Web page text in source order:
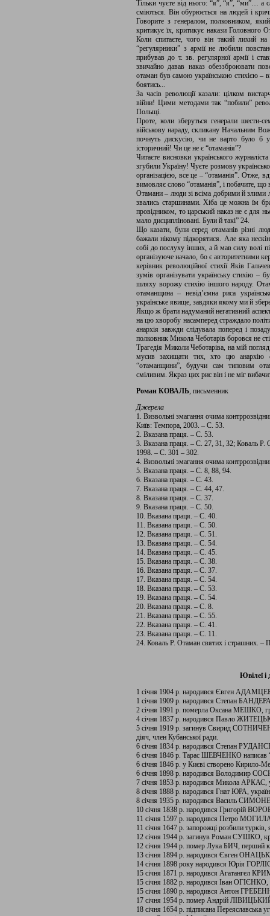
Тільки чуєте від нього: “я”, “я”, “ми”… а
сміються. Він обурюється на людей і
Говорите з генералом, полковником,
критикує їх, критикує накази Головного
Коли спитаєте, чого він такий лихий
“регулярники” з армії не любили
прибував до т. зв. регулярної армії і
звичайно давав наказ обеззброювати
отаман був самою українською стихією –
боятись...
За часів революції казали: цілком
війни! Цими методами так “побили”
Польщі.
Проте, коли зберуться генерали шести-
військову нараду, скликану Начальним
почнуть дискусію, чи не варто було б
історичний! Чи це не є “отаманія”?
Читаєте висновки українського
згубили Україну! Чуєте розмову
організацією, все це – “отаманія”. Отже,
вимовляє слово “отаманія”, і побачите, що
Отамани – люди зі всіма добрими й злими
звались старшинами. Хіба це можна їм
провідником, то царський наказ не є для
мало дисципліновані. Були й такі” 24.
Що казати, були серед отаманів різні
бажали нікому підкорятися. Але яка
собі до послуху інших, а й мав силу волі
організуюче начало, бо є авторитетними
керівник революційної стихії Яків
зумів організувати українську стихію –
шляху ворожу стихію іншого народу.
отаманщина – невід’ємна риса
українське явище, завдяки якому ми й
Якщо ж брати надуманий негативний
на цю хворобу насамперед страждало
анархія завжди слідувала поперед і
полковник Микола Чеботарів боровся не
Трагедія Миколи Чеботаріва, на мій
мусив захищати тих, хто цю анархію
“отаманщини”, будучи сам типовим
сміливим. Якраз цих рис він і не міг
Роман КОВАЛЬ, письменник
Джерела
1. Визвольні змагання очима
Київ: Темпора, 2003. – С. 53.
2. Вказана праця. – С. 53.
3. Вказана праця. – С. 27, 31, 32; Коваль Р.
1998. – С. 301 – 302.
4. Визвольні змагання очима
5. Вказана праця. – С. 8, 88, 94.
6. Вказана праця. – С. 43.
7. Вказана праця. – С. 44, 47.
8. Вказана праця. – С. 37.
9. Вказана праця. – С. 50.
10. Вказана праця. – С. 40.
11. Вказана праця. – С. 50.
12. Вказана праця. – С. 51.
13. Вказана праця. – С. 54.
14. Вказана праця. – С. 45.
15. Вказана праця. – С. 38.
16. Вказана праця. – С. 37.
17. Вказана праця. – С. 54.
18. Вказана праця. – С. 53.
19. Вказана праця. – С. 54.
20. Вказана праця. – С. 8.
21. Вказана праця. – С. 55.
22. Вказана праця. – С. 41.
23. Вказана праця. – С. 11.
24. Коваль Р. Отаман святих і страшних. –
Ювілеї і
1 січня 1904 р. народився Євген
1 січня 1909 р. народився Степан
2 січня 1991 р. померла Оксана МЕШКО,
4 січня 1837 р. народився Павло
5 січня 1919 р. загинув Свирид
діяч, член Кубанської ради.
6 січня 1834 р. народився Степан
6 січня 1846 р. Тарас ШЕВЧЕНКО написав
6 січня 1846 р. у Києві створено Кирило-
6 січня 1898 р. народився Володимир
7 січня 1853 р. народився Микола АРКАС,
8 січня 1888 р. народився Гнат ЮРА,
8 січня 1935 р. народився Василь
10 січня 1838 р. народився Григорій
11 січня 1597 р. народився Петро МОГИЛА,
11 січня 1647 р. запорожці розбили турків,
12 січня 1944 р. загинув Роман СУШКО,
12 січня 1944 р. помер Лука БИЧ, перший
13 січня 1894 р. народився Євген
14 січня 1898 року народився Юрія
15 січня 1871 р. народився Агатангел
15 січня 1882 р. народився Іван ОГІЄНКО,
15 січня 1890 р. народився Антон
17 січня 1954 р. помер Андрій
18 січня 1654 р. підписана